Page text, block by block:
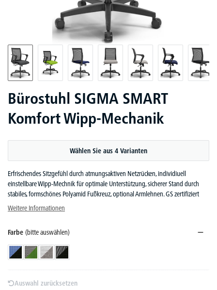
Bürostuhl SIGMA SMART
Komfort Wipp-Mechanik
Wählen Sie aus 4 Varianten
Erfrischendes Sitzgefühl durch atmungsaktiven Netzrücken, individiuell
einstellbare Wipp-Mechnik für optimale Unterstützung, sicherer Stand durch
stabiles, formschönes Polyamid Fußkreuz, optional Armlehnen. GS zertifiziert
Weitere Informationen
Farbe (bitte auswählen)
Schwarz/Blau
Schwarz/GrünSchwarz/Hellgrau
Schwarz/Schwarz
Auswahl zurücksetzen